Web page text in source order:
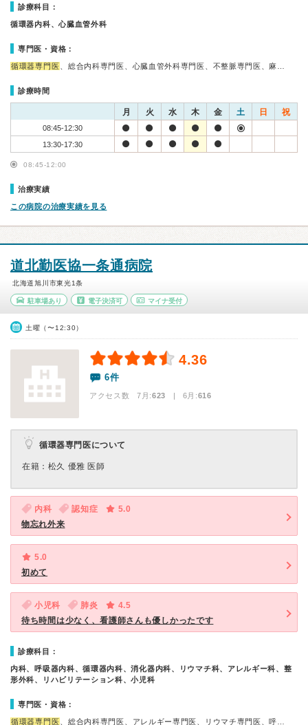
診療科目：
循環器内科、心臓血管外科
専門医・資格：
循環器専門医 、総合内科専門医、心臓血管外科専門医、不整脈専門医、麻…
診療時間
月 火 水 木 金 土 日 祝
08:45-12:30
13:30-17:30
08:45-12:00
治療実績
この病院の治療実績を見る
道北勤医協一条通病院
北海道旭川市東光1条
駐車場あり 電子決済可 マイナ受付
土曜（〜12:30）
4.36
6件
アクセス数 7月:623 | 6月:616
循環器専門医について
在籍：松久 優雅 医師
内科 認知症
5.0
物忘れ外来
5.0
初めて
小児科 肺炎
4.5
待ち時間は少なく、看護師さんも優しかったです
診療科目：
内科、呼吸器内科、循環器内科、消化器内科、リウマチ科、アレルギー科、整
形外科、リハビリテーション科、小児科
専門医・資格：
循環器専門医 、総合内科専門医、アレルギー専門医、リウマチ専門医、呼…